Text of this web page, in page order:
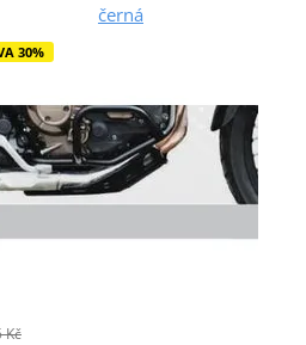
černá
30%
Kč